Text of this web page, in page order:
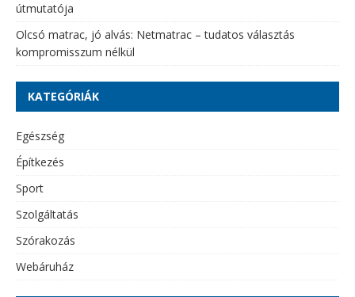
útmutatója
Olcsó matrac, jó alvás: Netmatrac – tudatos választás
kompromisszum nélkül
KATEGÓRIÁK
Egészség
Építkezés
Sport
Szolgáltatás
Szórakozás
Webáruház